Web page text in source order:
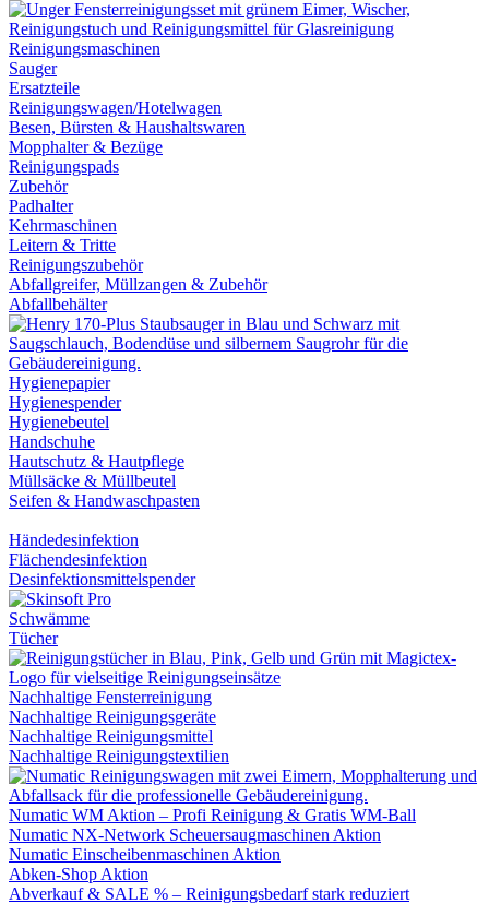
Reinigungsmaschinen
Sauger
Ersatzteile
Reinigungswagen/Hotelwagen
Besen, Bürsten & Haushaltswaren
Mopphalter & Bezüge
Reinigungspads
Zubehör
Padhalter
Kehrmaschinen
Leitern & Tritte
Reinigungszubehör
Abfallgreifer, Müllzangen & Zubehör
Abfallbehälter
Hygienepapier
Hygienespender
Hygienebeutel
Handschuhe
Hautschutz & Hautpflege
Müllsäcke & Müllbeutel
Seifen & Handwaschpasten
Händedesinfektion
Flächendesinfektion
Desinfektionsmittelspender
Schwämme
Tücher
Nachhaltige Fensterreinigung
Nachhaltige Reinigungsgeräte
Nachhaltige Reinigungsmittel
Nachhaltige Reinigungstextilien
Numatic WM Aktion – Profi Reinigung & Gratis WM-Ball
Numatic NX-Network Scheuersaugmaschinen Aktion
Numatic Einscheibenmaschinen Aktion
Abken-Shop Aktion
Abverkauf & SALE % – Reinigungsbedarf stark reduziert